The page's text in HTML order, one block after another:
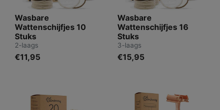
Wasbare
Wattenschijfjes 10
Stuks
2-laags
€11,95
Wasbare
Wattenschijfjes 16
Stuks
3-laags
€15,95